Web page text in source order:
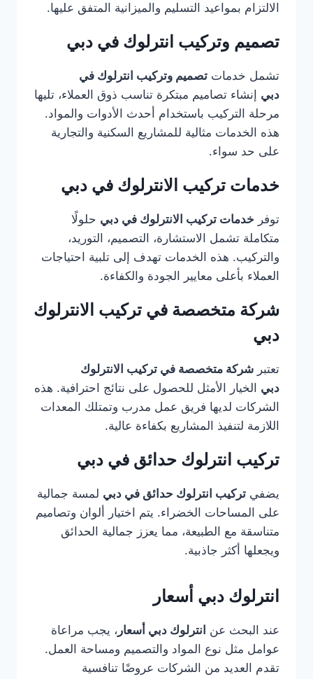
الالتزام بمواعيد التسليم والميزانية المتفق عليها.
تصميم وتركيب انترلوك في دبي
تشمل خدمات تصميم وتركيب انترلوك في
دبي إنشاء تصاميم مبتكرة تناسب ذوق العملاء، تليها
مرحلة التركيب باستخدام أحدث الأدوات والمواد.
هذه الخدمات مثالية للمشاريع السكنية والتجارية
على حد سواء.
خدمات تركيب الانترلوك في دبي
توفر خدمات تركيب الانترلوك في دبي حلولًا
متكاملة تشمل الاستشارة، التصميم، التوريد،
والتركيب. هذه الخدمات تهدف إلى تلبية احتياجات
العملاء بأعلى معايير الجودة والكفاءة.
شركة متخصصة في تركيب الانترلوك
دبي
تعتبر شركة متخصصة في تركيب الانترلوك
دبي الخيار الأمثل للحصول على نتائج احترافية. هذه
الشركات لديها فريق عمل مدرب وتمتلك المعدات
اللازمة لتنفيذ المشاريع بكفاءة عالية.
تركيب انترلوك حدائق في دبي
يضفي تركيب انترلوك حدائق في دبي لمسة جمالية
على المساحات الخضراء. يتم اختيار ألوان وتصاميم
متناسقة مع الطبيعة، مما يعزز جمالية الحدائق
ويجعلها أكثر جاذبية.
انترلوك دبي أسعار
عند البحث عن انترلوك دبي أسعار ، يجب مراعاة
عوامل مثل نوع المواد والتصميم ومساحة العمل.
تقدم العديد من الشركات عروضًا تنافسية